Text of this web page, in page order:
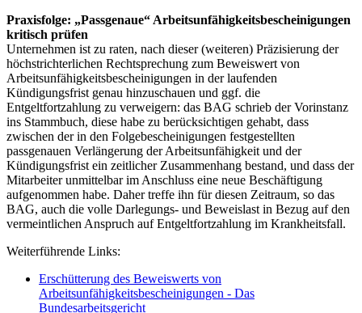
Praxisfolge: „Passgenaue“ Arbeitsunfähigkeitsbescheinigungen
kritisch prüfen
Unternehmen ist zu raten, nach dieser (weiteren) Präzisierung der
höchstrichterlichen Rechtsprechung zum Beweiswert von
Arbeitsunfähigkeitsbescheinigungen in der laufenden
Kündigungsfrist genau hinzuschauen und ggf. die
Entgeltfortzahlung zu verweigern: das BAG schrieb der Vorinstanz
ins Stammbuch, diese habe zu berücksichtigen gehabt, dass
zwischen der in den Folgebescheinigungen festgestellten
passgenauen Verlängerung der Arbeitsunfähigkeit und der
Kündigungsfrist ein zeitlicher Zusammenhang bestand, und dass der
Mitarbeiter unmittelbar im Anschluss eine neue Beschäftigung
aufgenommen habe. Daher treffe ihn für diesen Zeitraum, so das
BAG, auch die volle Darlegungs- und Beweislast in Bezug auf den
vermeintlichen Anspruch auf Entgeltfortzahlung im Krankheitsfall.
Weiterführende Links:
Erschütterung des Beweiswerts von
Arbeitsunfähigkeitsbescheinigungen - Das
Bundesarbeitsgericht